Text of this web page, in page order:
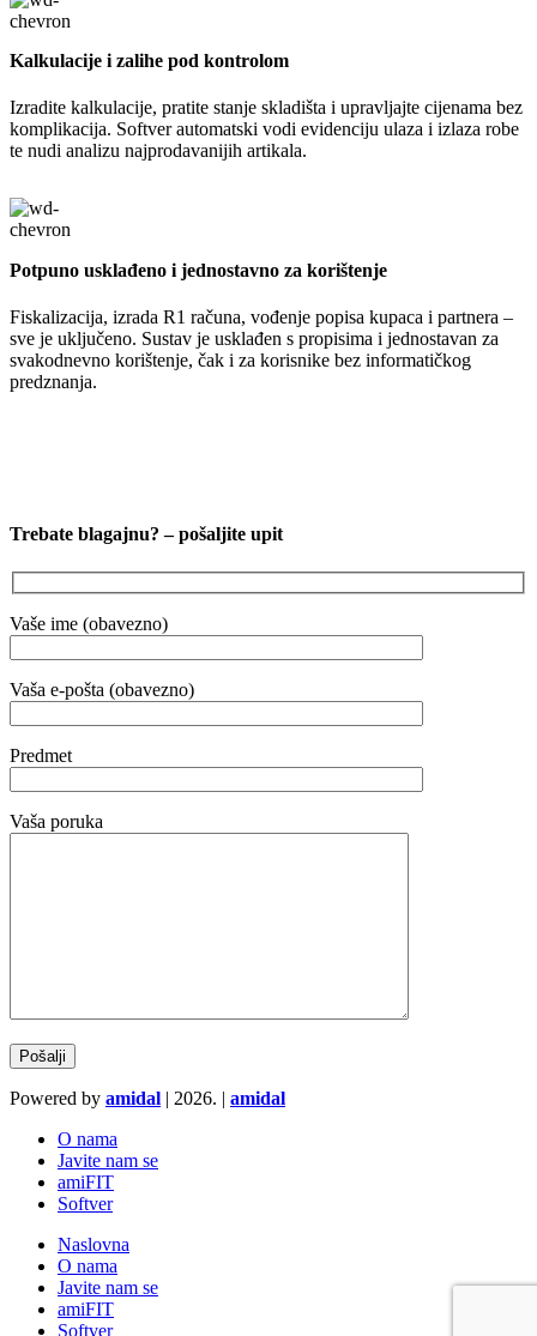
Kalkulacije i zalihe pod kontrolom
Izradite kalkulacije, pratite stanje skladišta i upravljajte cijenama bez
komplikacija. Softver automatski vodi evidenciju ulaza i izlaza robe
te nudi analizu najprodavanijih artikala.
Potpuno usklađeno i jednostavno za korištenje
Fiskalizacija, izrada R1 računa, vođenje popisa kupaca i partnera –
sve je uključeno. Sustav je usklađen s propisima i jednostavan za
svakodnevno korištenje, čak i za korisnike bez informatičkog
predznanja.
Trebate blagajnu? – pošaljite upit
Vaše ime (obavezno)
Vaša e-pošta (obavezno)
Predmet
Vaša poruka
Powered by amidal | 2026. | amidal
O nama
Javite nam se
amiFIT
Softver
Naslovna
O nama
Javite nam se
amiFIT
Softver